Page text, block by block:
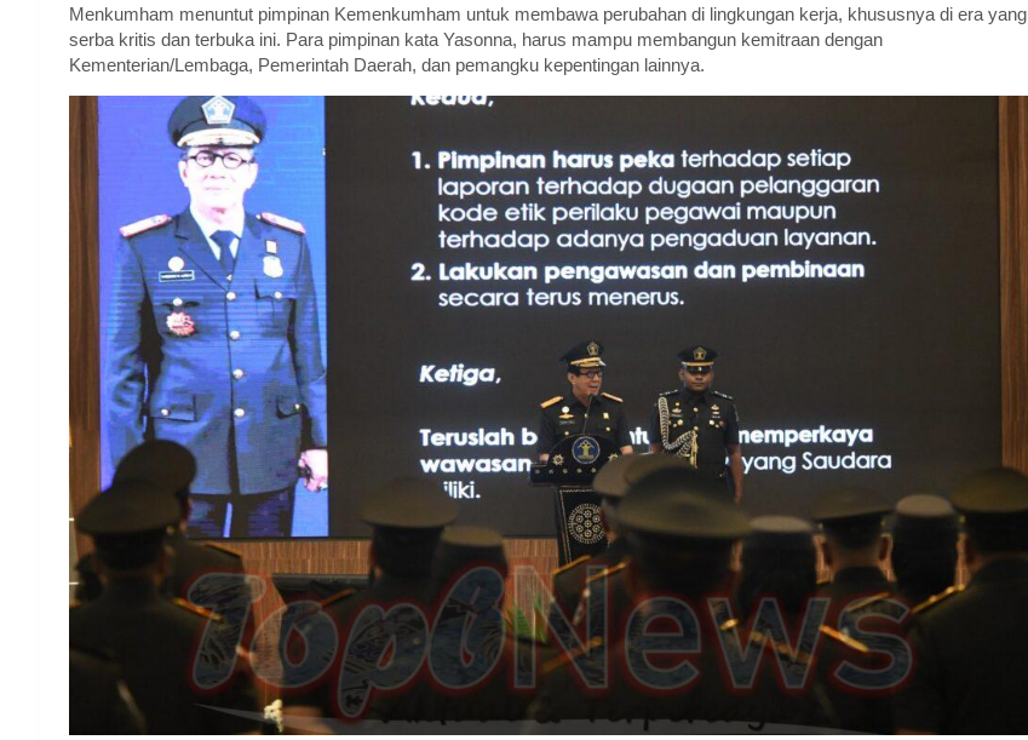
Menkumham menuntut pimpinan Kemenkumham untuk membawa perubahan di lingkungan kerja, khususnya di era yang
serba kritis dan terbuka ini. Para pimpinan kata Yasonna, harus mampu membangun kemitraan dengan
Kementerian/Lembaga, Pemerintah Daerah, dan pemangku kepentingan lainnya.